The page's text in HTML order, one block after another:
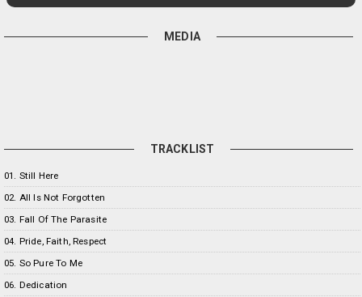
MEDIA
TRACKLIST
01. Still Here
02. All Is Not Forgotten
03. Fall Of The Parasite
04. Pride, Faith, Respect
05. So Pure To Me
06. Dedication